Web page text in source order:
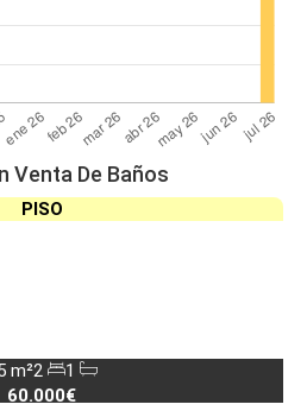
Venta De Baños
PISO
m²2
1
60.000€